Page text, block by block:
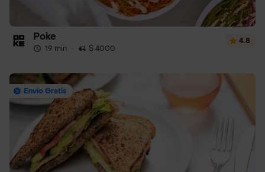
Poke
19 min · $ 4000
4.8
Envío Gratis